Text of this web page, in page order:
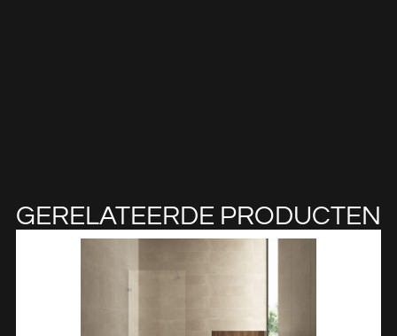
GERELATEERDE PRODUCTEN